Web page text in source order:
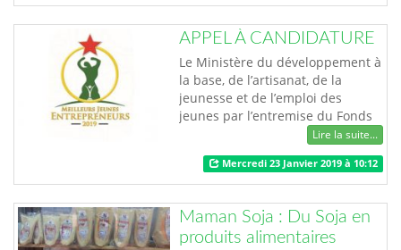
APPEL À CANDIDATURE
Le Ministère du développement à
la base, de l’artisanat, de la
jeunesse et de l’emploi des
jeunes par l’entremise du Fonds
Economique des Jeunes (FAIEJ)
lance du 22 janvier au 21 février
2019, le concours « Meilleurs
Jeunes Entrepreneurs 2019 », à
l’endroit de tout jeune
entrepreneur togolais en activité.
Lire la suite...
Mercredi 23 Janvier 2019 à 10:12
Maman Soja : Du Soja en
produits alimentaires